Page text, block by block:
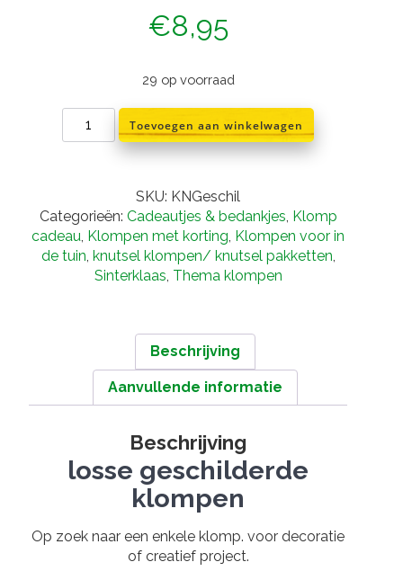
€8,95
29 op voorraad
losse
klompen
geschilderd
Toevoegen aan winkelwagen
SKU: KNGeschil
Categorieën: Cadeautjes & bedankjes, Klomp
cadeau, Klompen met korting, Klompen voor in
de tuin, knutsel klompen/ knutsel pakketten,
Sinterklaas, Thema klompen
Beschrijving
Aanvullende informatie
Beschrijving
losse geschilderde
klompen
Op zoek naar een enkele klomp. voor decoratie
of creatief project.